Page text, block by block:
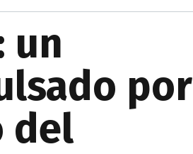
un
por
del